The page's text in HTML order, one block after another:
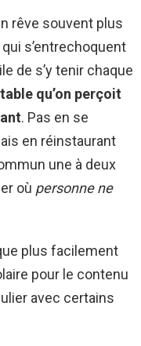
rêve souvent plus
s’entrechoquent
de s’y tenir chaque
qu’on perçoit
. Pas en se
en réinstaurant
une à deux
où personne ne
plus facilement
pour le contenu
avec certains